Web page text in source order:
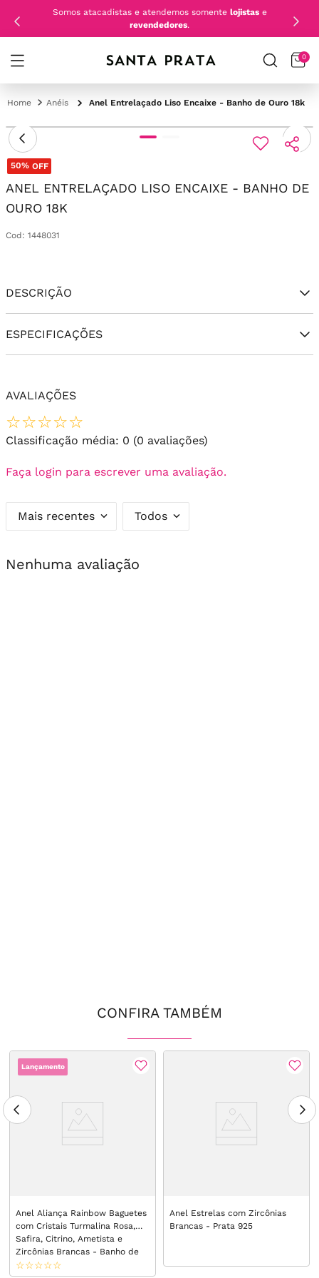
Somos atacadistas e atendemos somente lojistase
revendedores.
0
Anéis Anel Entrelaçado Liso Encaixe - Banho de Ouro 18k
50% OFF
ANEL ENTRELAÇADO LISO ENCAIXE - BANHO DE
OURO 18K
Cod : 1448031
DESCRIÇÃO
ESPECIFICAÇÕES
AVALIAÇÕES
☆☆☆☆☆
Classificação média: 0 (0 avaliações)
Faça login para escrever uma avaliação.
Mais recentes Todos
Nenhuma avaliação
CONFIRA TAMBÉM
Lançamento
Anel Aliança Rainbow Baguetes
com Cristais Turmalina Rosa,
Safira, Citrino, Ametista e
Zircônias Brancas - Banho de
Ouro 18k
☆☆☆☆☆
Anel Estrelas com Zircônias
Brancas - Prata 925
☆☆☆☆☆